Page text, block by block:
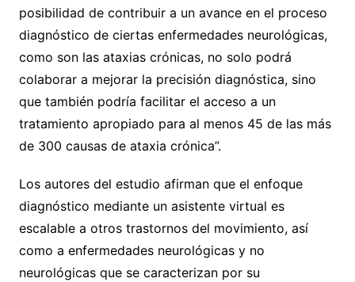
posibilidad de contribuir a un avance en el proceso
diagnóstico de ciertas enfermedades neurológicas,
como son las ataxias crónicas, no solo podrá
colaborar a mejorar la precisión diagnóstica, sino
que también podría facilitar el acceso a un
tratamiento apropiado para al menos 45 de las más
de 300 causas de ataxia crónica”.
Los autores del estudio afirman que el enfoque
diagnóstico mediante un asistente virtual es
escalable a otros trastornos del movimiento, así
como a enfermedades neurológicas y no
neurológicas que se caracterizan por su